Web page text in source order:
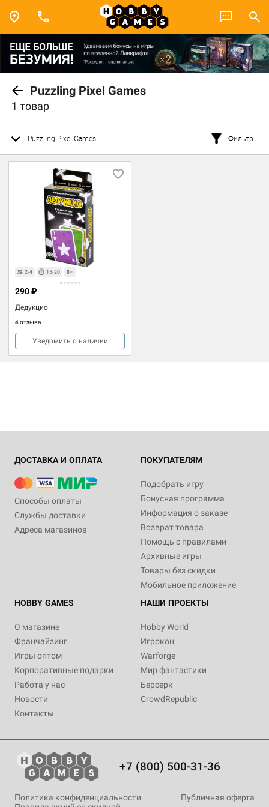
Puzzling Pixel Games
1 товар
Puzzling Pixel Games Фильтр
2-4 15-20 8+
Дедукцио
4 отзыва
290 ₽
Уведомить о наличии
ДОСТАВКА И ОПЛАТА
Способы оплаты
Службы доставки
Адреса магазинов
ПОКУПАТЕЛЯМ
Подобрать игру
Бонусная программа
Информация о заказе
Возврат товара
Помощь с правилами
Архивные игры
Товары без скидки
Мобильное приложение
HOBBY GAMES
О магазине
Франчайзинг
Игры оптом
Корпоративные подарки
Работа у нас
Новости
Контакты
НАШИ ПРОЕКТЫ
Hobby World
Игрокон
Warforge
Мир фантастики
Берсерк
CrowdRepublic
+7 (800) 500-31-36
Политика конфиденциальности
Публичная оферта